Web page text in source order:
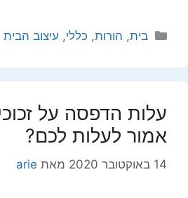
קטגוריות
בית, הורות, כללי, עיצוב הבית
עלות הדפסה על
אמור לעלות לכם?
14 באוקטובר 2020 מאת arie